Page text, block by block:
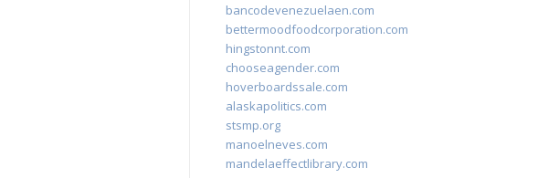
bancodevenezuelaen.com
bettermoodfoodcorporation.com
hingstonnt.com
chooseagender.com
hoverboardssale.com
alaskapolitics.com
stsmp.org
manoelneves.com
mandelaeffectlibrary.com